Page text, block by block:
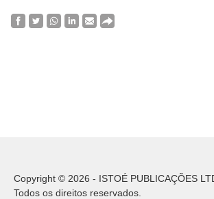
Copyright © 2026 - ISTOÉ PUBLICAÇÕES
Todos os direitos reservados.